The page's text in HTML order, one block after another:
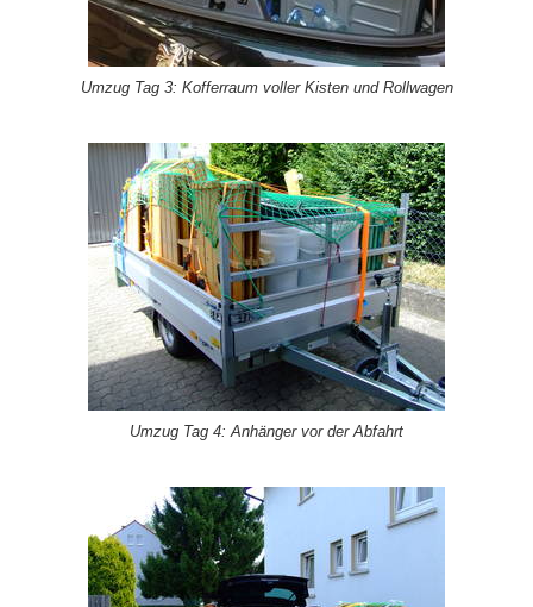
Umzug Tag 3: Kofferraum voller Kisten und Rollwagen
Umzug Tag 4: Anhänger vor der Abfahrt